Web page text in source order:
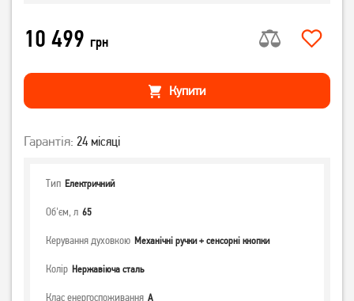
10 499 грн
Купити
Гарантія: 24 місяці
Тип Електричний
Об'єм, л 65
Керування духовкою Механічні ручки + сенсорні кнопки
Колір Нержавіюча сталь
Клас енергоспоживання А